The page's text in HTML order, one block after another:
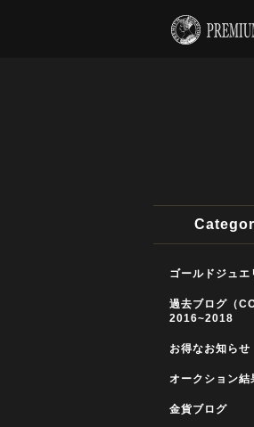
ゴールドジュエ
過去ブログ（
2016~2018
お得なお知らせ
オークション結
金貨ブログ